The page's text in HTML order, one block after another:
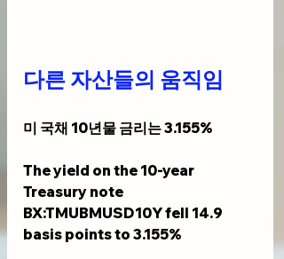
다른 자산들의 움직임
미 국채 10년물 금리는 3.155%
The yield on the 10-year
Treasury note
BX:TMUBMUSD10Y fell 14.9
basis points to 3.155%